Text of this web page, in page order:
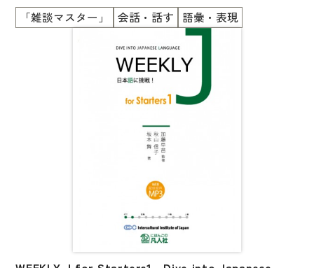
表記
ば・表現が勉強できます
■12の雑談の秘訣（The Secret to Small Talk／聊天的
秘诀／잡담의 비결）も勉強できます
■会社員や大学生の自然な会話
■ひとりで勉強できます
■初級の勉強がおわったら、読んでみましょう
■英語・中国語・韓国語を学んでいる人にもおススメ
「雑談マスター」 会話・話す 語彙・表現